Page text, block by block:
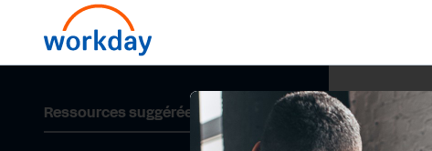
Ressources suggérées